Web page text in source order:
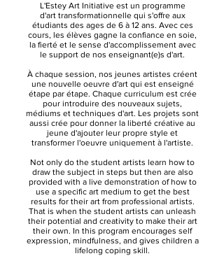
L'Estey Art Initiative est un programme
d'art transformationnelle qui s'offre aux
étudiants des ages de 6 à 12 ans. Avec ces
cours, les élèves gagne la confiance en soie,
la fierté et le sense d'accomplissement avec
le support de nos enseignant(e)s d'art.
À chaque session, nos jeunes artistes créent
une nouvelle oeuvre d'art qui est enseigné
étape par étape. Chaque curriculum est crée
pour introduire des nouveaux sujets,
médiums et techniques d'art. Les projets sont
aussi crée pour donner la liberté créative au
jeune d'ajouter leur propre style et
transformer l'oeuvre uniquement à l'artiste.
Not only do the student artists learn how to
draw the subject in steps but then are also
provided with a live demonstration of how to
use a specific art medium to get the best
results for their art from professional artists.
That is when the student artists can unleash
their potential and creativity to make their art
their own. In this program encourages self
expression, mindfulness, and gives children a
lifelong coping skill.